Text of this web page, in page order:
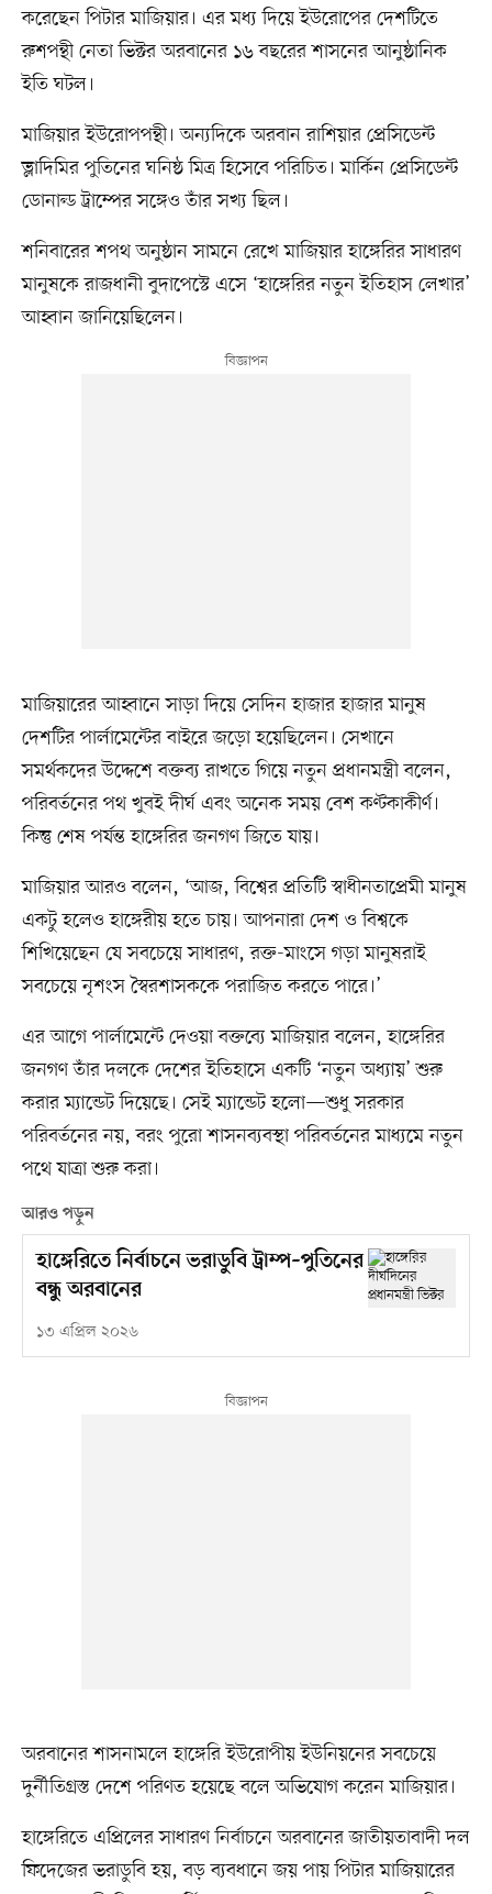
করেছেন পিটার মাজিয়ার। এর মধ্য দিয়ে ইউরোপের দেশটিতে
রুশপন্থী নেতা ভিক্টর অরবানের ১৬ বছরের শাসনের আনুষ্ঠানিক
ইতি ঘটল।
মাজিয়ার ইউরোপপন্থী। অন্যদিকে অরবান রাশিয়ার প্রেসিডেন্ট
ভ্লাদিমির পুতিনের ঘনিষ্ঠ মিত্র হিসেবে পরিচিত। মার্কিন প্রেসিডেন্ট
ডোনাল্ড ট্রাম্পের সঙ্গেও তাঁর সখ্য ছিল।
শনিবারের শপথ অনুষ্ঠান সামনে রেখে মাজিয়ার হাঙ্গেরির সাধারণ
মানুষকে রাজধানী বুদাপেস্টে এসে ‘হাঙ্গেরির নতুন ইতিহাস লেখার’
আহ্বান জানিয়েছিলেন।
মাজিয়ারের আহ্বানে সাড়া দিয়ে সেদিন হাজার হাজার মানুষ
দেশটির পার্লামেন্টের বাইরে জড়ো হয়েছিলেন। সেখানে
সমর্থকদের উদ্দেশে বক্তব্য রাখতে গিয়ে নতুন প্রধানমন্ত্রী বলেন,
পরিবর্তনের পথ খুবই দীর্ঘ এবং অনেক সময় বেশ কণ্টকাকীর্ণ।
কিন্তু শেষ পর্যন্ত হাঙ্গেরির জনগণ জিতে যায়।
মাজিয়ার আরও বলেন, ‘আজ, বিশ্বের প্রতিটি স্বাধীনতাপ্রেমী মানুষ
একটু হলেও হাঙ্গেরীয় হতে চায়। আপনারা দেশ ও বিশ্বকে
শিখিয়েছেন যে সবচেয়ে সাধারণ, রক্ত-মাংসে গড়া মানুষরাই
সবচেয়ে নৃশংস স্বৈরশাসককে পরাজিত করতে পারে।’
এর আগে পার্লামেন্টে দেওয়া বক্তব্যে মাজিয়ার বলেন, হাঙ্গেরির
জনগণ তাঁর দলকে দেশের ইতিহাসে একটি ‘নতুন অধ্যায়’ শুরু
করার ম্যান্ডেট দিয়েছে। সেই ম্যান্ডেট হলো—শুধু সরকার
পরিবর্তনের নয়, বরং পুরো শাসনব্যবস্থা পরিবর্তনের মাধ্যমে নতুন
পথে যাত্রা শুরু করা।
আরও পড়ুন
হাঙ্গেরিতে নির্বাচনে ভরাডুবি ট্রাম্প–পুতিনের
বন্ধু অরবানের
১৩ এপ্রিল ২০২৬
অরবানের শাসনামলে হাঙ্গেরি ইউরোপীয় ইউনিয়নের সবচেয়ে
দুর্নীতিগ্রস্ত দেশে পরিণত হয়েছে বলে অভিযোগ করেন মাজিয়ার।
হাঙ্গেরিতে এপ্রিলের সাধারণ নির্বাচনে অরবানের জাতীয়তাবাদী দল
ফিদেজের ভরাডুবি হয়, বড় ব্যবধানে জয় পায় পিটার মাজিয়ারের